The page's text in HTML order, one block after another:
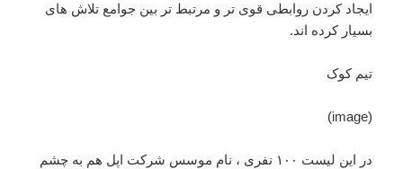
ایجاد کردن روابطی قوی تر و مرتبط تر بین جوامع تلاش های
بسیار کرده اند.
تیم کوک
(image)
در این لیست ۱۰۰ نفری ، نام موسس شرکت اپل هم به چشم